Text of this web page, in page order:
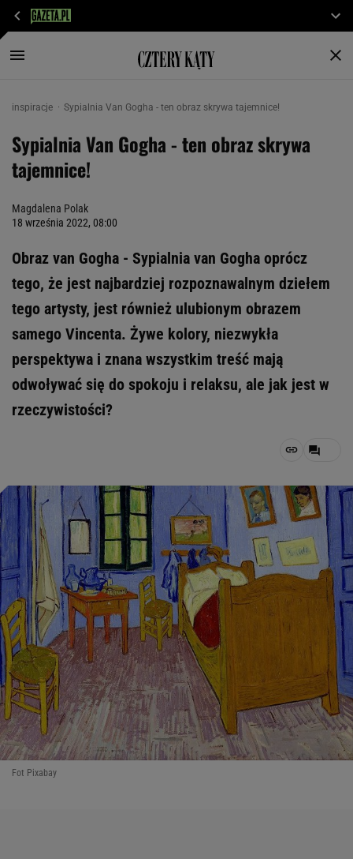
inspiracje Sypialnia Van Gogha - ten obraz skrywa tajemnice!
Sypialnia Van Gogha - ten obraz skrywa
tajemnice!
Magdalena Polak
18 września 2022, 08:00
Obraz van Gogha - Sypialnia van Gogha oprócz
tego, że jest najbardziej rozpoznawalnym dziełem
tego artysty, jest również ulubionym obrazem
samego Vincenta. Żywe kolory, niezwykła
perspektywa i znana wszystkim treść mają
odwoływać się do spokoju i relaksu, ale jak jest w
rzeczywistości?
Fot Pixabay